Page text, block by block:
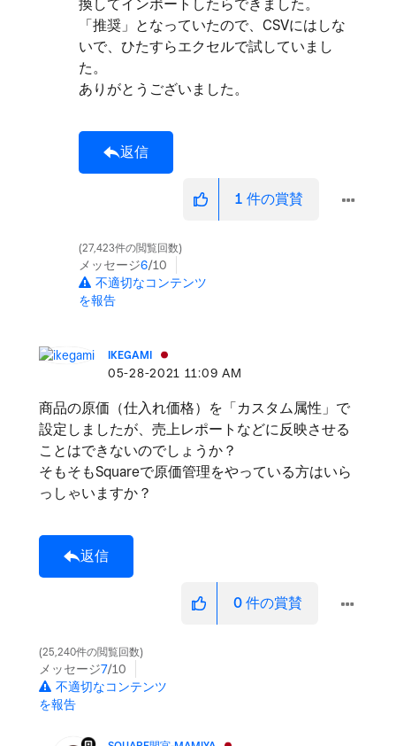
換してインポートしたらできました。
「推奨」となっていたので、CSVにはしな
いで、ひたすらエクセルで試していまし
た。
ありがとうございました。
返信
1 件の賞賛
27,423件の閲覧回数
メッセージ6/10
不適切なコンテンツ
を報告
IKEGAMI
‎05-28-2021 11:09 AM
商品の原価（仕入れ価格）を「カスタム属性」で
設定しましたが、売上レポートなどに反映させる
ことはできないのでしょうか？
そもそもSquareで原価管理をやっている方はいら
っしゃいますか？
返信
0件の賞賛
25,240件の閲覧回数
メッセージ7/10
不適切なコンテンツ
を報告